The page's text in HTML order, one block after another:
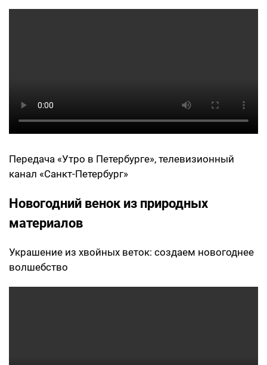
Передача «Утро в Петербурге», телевизионный
канал «Санкт-Петербург»
Новогодний венок из природных
материалов
Украшение из хвойных веток: создаем новогоднее
волшебство